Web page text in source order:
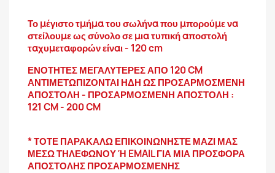
Το μέγιστο τμήμα του σωλήνα που μπορούμε να
στείλουμε ως σύνολο σε μια τυπική αποστολή
ταχυμεταφορών είναι - 120 cm
ΕΝΟΤΗΤΕΣ ΜΕΓΑΛΥΤΕΡΕΣ ΑΠΟ 120 CM
ΑΝΤΙΜΕΤΩΠΙΖΟΝΤΑΙ ΗΔΗ ΩΣ ΠΡΟΣΑΡΜΟΣΜΕΝΗ
ΑΠΟΣΤΟΛΗ - ΠΡΟΣΑΡΜΟΣΜΕΝΗ ΑΠΟΣΤΟΛΗ :
121 CM - 200 CM
* ΤΟΤΕ ΠΑΡΑΚΑΛΩ ΕΠΙΚΟΙΝΩΝΗΣΤΕ ΜΑΖΙ ΜΑΣ
ΜΕΣΩ ΤΗΛΕΦΩΝΟΥ Ή EMAIL ΓΙΑ ΜΙΑ ΠΡΟΣΦΟΡΑ
ΑΠΟΣΤΟΛΗΣ ΠΡΟΣΑΡΜΟΣΜΕΝΗΣ